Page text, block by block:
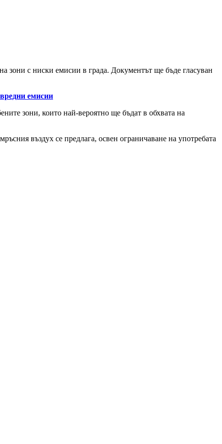
зони с ниски емисии в града. Документът ще бъде гласуван
емисии
зони, които най-вероятно ще бъдат в обхвата на
въздух се предлага, освен ограничаване на употребата